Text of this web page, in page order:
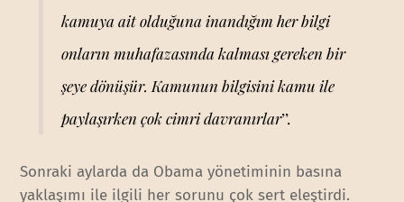
kamuya ait olduğuna inandığım her bilgi
onların muhafazasında kalması gereken bir
şeye dönüşür. Kamunun bilgisini kamu ile
paylaşırken çok cimri davranırlar’’.
Sonraki aylarda da Obama yönetiminin basına
yaklaşımı ile ilgili her sorunu çok sert eleştirdi.